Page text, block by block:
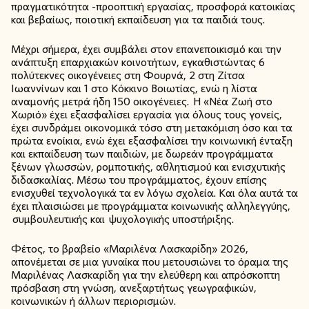
πραγματικότητα -προοπτική εργασίας, προσφορά κατοικίας
και βεβαίως, ποιοτική εκπαίδευση για τα παιδιά τους.
Μέχρι σήμερα, έχει συμβάλει στον επανεποικισμό και την
ανάπτυξη επαρχιακών κοινοτήτων, εγκαθιστώντας 6
πολύτεκνες οικογένειες στη Φουρνά, 2 στη Ζίτσα
Ιωαννίνων και 1 στο Κόκκινο Βοιωτίας, ενώ η λίστα
αναμονής μετρά ήδη 150 οικογένειες. Η «Νέα Ζωή στο
Χωριό» έχει εξασφαλίσει εργασία για όλους τους γονείς,
έχει συνδράμει οικονομικά τόσο στη μετακόμιση όσο και τα
πρώτα ενοίκια, ενώ έχει εξασφαλίσει την κοινωνική ένταξη
και εκπαίδευση των παιδιών, με δωρεάν προγράμματα
ξένων γλωσσών, ρομποτικής, αθλητισμού και ενισχυτικής
διδασκαλίας. Μέσω του προγράμματος, έχουν επίσης
ενισχυθεί τεχνολογικά τα εν λόγω σχολεία. Και όλα αυτά τα
έχει πλαισιώσει με προγράμματα κοινωνικής αλληλεγγύης,
συμβουλευτικής και ψυχολογικής υποστήριξης.
Φέτος, το βραβείο «Μαριλένα Λασκαρίδη» 2026,
απονέμεται σε μια γυναίκα που μετουσιώνει το όραμα της
Μαριλένας Λασκαρίδη για την ελεύθερη και απρόσκοπτη
πρόσβαση στη γνώση, ανεξαρτήτως γεωγραφικών,
κοινωνικών ή άλλων περιορισμών.